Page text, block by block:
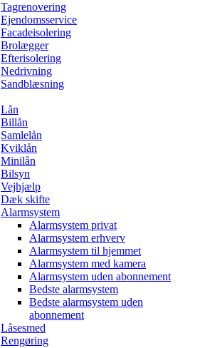
Tagrenovering
Ejendomsservice
Facadeisolering
Brolægger
Efterisolering
Nedrivning
Sandblæsning
Lån
Billån
Samlelån
Kviklån
Minilån
Bilsyn
Vejhjælp
Dæk skifte
Alarmsystem
Alarmsystem privat
Alarmsystem erhverv
Alarmsystem til hjemmet
Alarmsystem med kamera
Alarmsystem uden abonnement
Bedste alarmsystem
Bedste alarmsystem uden
abonnement
Låsesmed
Rengøring